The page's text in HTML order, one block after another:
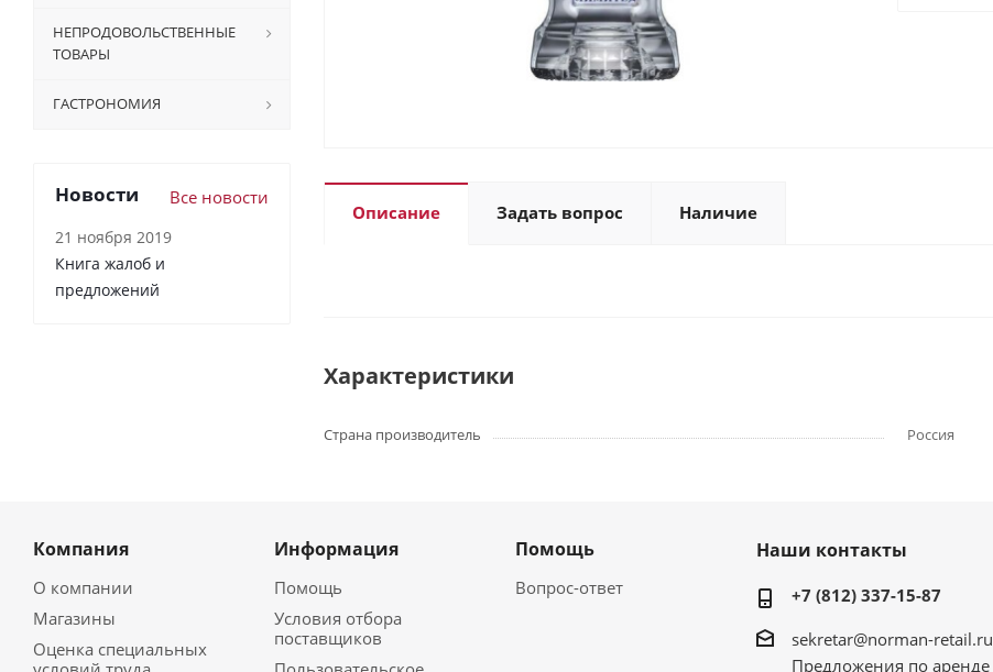
Описание Задать вопрос Наличие
Характеристики
Страна производитель Россия
НЕПРОДОВОЛЬСТВЕННЫЕ
ТОВАРЫ
ГАСТРОНОМИЯ
Новости Все новости
21 ноября 2019
Книга жалоб и
предложений
Компания
О компании
Магазины
Оценка специальных
Информация
Помощь
Условия отбора
поставщиков
Помощь
Вопрос-ответ
Наши контакты
+7 (812) 337-15-87
sekretar@norman-retail.ru
Предложения по аренде